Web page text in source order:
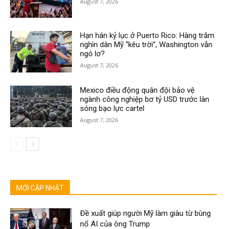
Hạn hán kỷ lục ở Puerto Rico: Hàng trăm
nghìn dân Mỹ “kêu trời”, Washington vẫn
ngó lơ?
August 7, 2026
Mexico điều động quân đội bảo vệ
ngành công nghiệp bơ tỷ USD trước làn
sóng bạo lực cartel
August 7, 2026
MỚI CẬP NHẬT
Đề xuất giúp người Mỹ làm giàu từ bùng
nổ AI của ông Trump